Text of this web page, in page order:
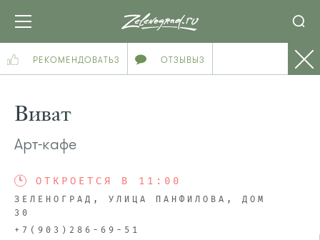
РЕКОМЕНДОВАТЬ3 ОТЗЫВЫ3
Виват
Арт-кафе
ОТКРОЕТСЯ В 11:00
ЗЕЛЕНОГРАД, УЛИЦА ПАНФИЛОВА, ДОМ
30
+7(903)286-69-51